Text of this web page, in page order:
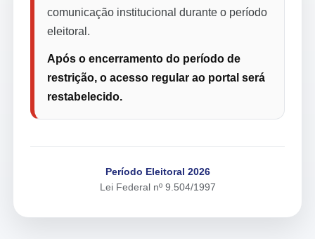
comunicação institucional durante o período
eleitoral.
Após o encerramento do período de
restrição, o acesso regular ao portal será
restabelecido.
Período Eleitoral 2026
Lei Federal nº 9.504/1997